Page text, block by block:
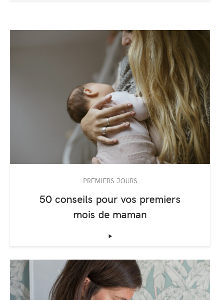
PREMIERS JOURS
50 conseils pour vos premiers
mois de maman
‣